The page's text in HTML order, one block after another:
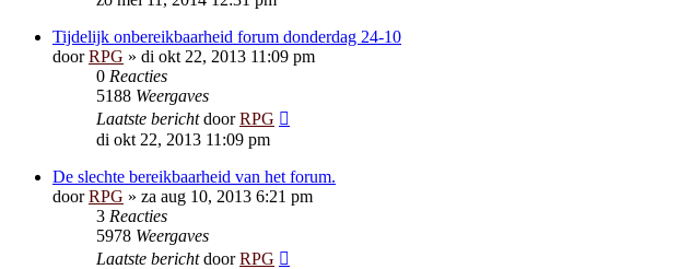
Tijdelijk onbereikbaarheid forum donderdag 24-10
doorRPG » di okt 22, 2013 11:09 pm
0 Reacties
5188 Weergaves
Laatste berichtdoorRPG
di okt 22, 2013 11:09 pm
De slechte bereikbaarheid van het forum.
doorRPG » za aug 10, 2013 6:21 pm
3 Reacties
5978 Weergaves
Laatste berichtdoorRPG